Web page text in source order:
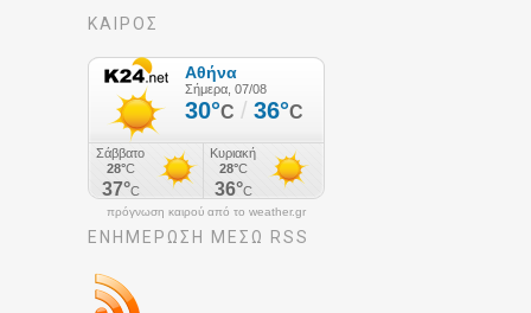
ΚΑΙΡΟΣ
πρόγνωση καιρού από το weather.gr
ΕΝΗΜΈΡΩΣΉ ΜΕΣΩ RSS